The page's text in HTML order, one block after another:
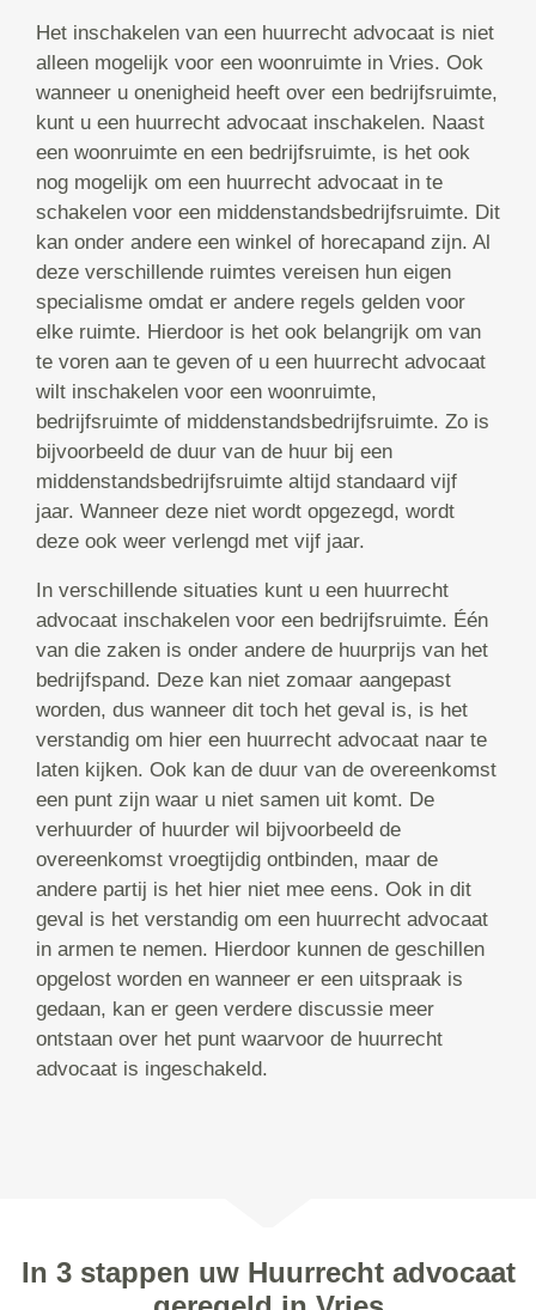
Het inschakelen van een huurrecht advocaat is niet
alleen mogelijk voor een woonruimte in Vries. Ook
wanneer u onenigheid heeft over een bedrijfsruimte,
kunt u een huurrecht advocaat inschakelen. Naast
een woonruimte en een bedrijfsruimte, is het ook
nog mogelijk om een huurrecht advocaat in te
schakelen voor een middenstandsbedrijfsruimte. Dit
kan onder andere een winkel of horecapand zijn. Al
deze verschillende ruimtes vereisen hun eigen
specialisme omdat er andere regels gelden voor
elke ruimte. Hierdoor is het ook belangrijk om van
te voren aan te geven of u een huurrecht advocaat
wilt inschakelen voor een woonruimte,
bedrijfsruimte of middenstandsbedrijfsruimte. Zo is
bijvoorbeeld de duur van de huur bij een
middenstandsbedrijfsruimte altijd standaard vijf
jaar. Wanneer deze niet wordt opgezegd, wordt
deze ook weer verlengd met vijf jaar.
In verschillende situaties kunt u een huurrecht
advocaat inschakelen voor een bedrijfsruimte. Één
van die zaken is onder andere de huurprijs van het
bedrijfspand. Deze kan niet zomaar aangepast
worden, dus wanneer dit toch het geval is, is het
verstandig om hier een huurrecht advocaat naar te
laten kijken. Ook kan de duur van de overeenkomst
een punt zijn waar u niet samen uit komt. De
verhuurder of huurder wil bijvoorbeeld de
overeenkomst vroegtijdig ontbinden, maar de
andere partij is het hier niet mee eens. Ook in dit
geval is het verstandig om een huurrecht advocaat
in armen te nemen. Hierdoor kunnen de geschillen
opgelost worden en wanneer er een uitspraak is
gedaan, kan er geen verdere discussie meer
ontstaan over het punt waarvoor de huurrecht
advocaat is ingeschakeld.
In 3 stappen uw Huurrecht advocaat